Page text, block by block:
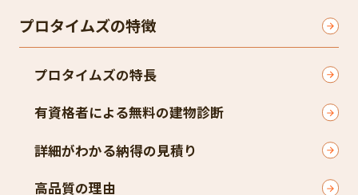
プロタイムズの特徴
プロタイムズの特長
有資格者による無料の建物診断
詳細がわかる納得の見積り
高品質の理由